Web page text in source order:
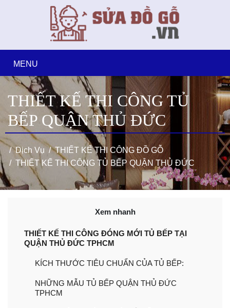
MENU
THIẾT KẾ THI CÔNG TỦ
BẾP QUẬN THỦ ĐỨC
Dịch Vụ
THIẾT KẾ THI CÔNG ĐỒ GỖ
THIẾT KẾ THI CÔNG TỦ BẾP QUẬN THỦ ĐỨC
Xem nhanh
​​​​​​THIẾT KẾ THI CÔNG ĐÓNG MỚI TỦ BẾP TẠI
QUẬN THỦ ĐỨC TPHCM
KÍCH THƯỚC TIÊU CHUẨN CỦA TỦ BẾP:
NHỮNG MẪU TỦ BẾP QUẬN THỦ ĐỨC
TPHCM